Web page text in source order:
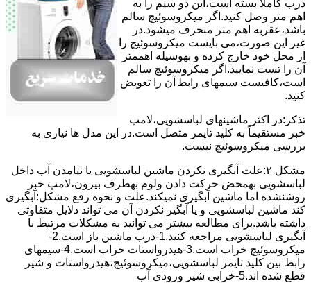
درب کاملاً ﺑﺴﺘﻪ اﺳﺖ،اﯾﻦ دو ﺳﯿﻢ را ﺑﻪ
اﻫﻢ ﻣﺘﺮ وصل کنید.اﮔﺮ ﻣﯿﮑﺮوﺳﻮﺋﯿﭻ ﺳﺎﻟﻢ
ﺑﺎﺷﺪ،ﻋﻘﺮﺑﻪ اهم متر ﻣﻨﺤﺮف میشود.در
ﻏﯿﺮ اﯾﻦ ﺻﻮرت،می بایست ﻣﯿﮑﺮوﺳﻮﺋﯿﭻ را
از ﻣﺤﻞ خود ﺧﺎرج کرده و بهوسیله اهممتر
آن را ﺗﺴﺖ ﻧﻤﺎﯾﯿﺪ.اﮔﺮ ﻣﯿﮑﺮوﺳﻮﺋﯿﭻ ﺳﺎﻟﻢ
اﺳﺖ،ﮐﺎﻓﯿﺴﺖ سیمهای راﺑﻄ آن را ﺗﻌﻮﯾﺾ
کنید.
ﺗﺬﮐﺮ:در اﮐﺜﺮ ماشینهای لباسشویی،ﻻﻣﭗ
ﺧﺒﺮ مستقیماً ﺑﻪ ﮐﻠﯿﺪ ﺗﺎﯾﻤﺮ ﻣﺘﺼﻞ اﺳﺖ.در اﯾﻦ مدل ها ﻧﯿﺎزی ﺑﻪ
بررسی ﻣﯿﮑﺮوﺳﻮﺋﯿﭻ نیست.
مشکل ۲:علت آبگیری نکردن ماشین لباسشویی یا نیامدن آب داخل
لباسشویی بهمحض ﺣﺮﮐﺖ دادن وﻟﻮم بهطرف ﺑﯿﺮون،ﻻﻣﭗ ﺧﺒﺮ
روشنشده اﻣﺎ ﻣﺎﺷﯿﻦ آﺑﮕﯿﺮی نمیکند.ﻋﻠﺖ و نحوه رﻓﻊ مشکل:آبگیری
کند ماشین لباسشویی و یا آبگیر نکردن آن می تواند دلایل متفاوتی
داشته باشد.برای مطالعه بیشتر می توانید به مشکلات مرتبط با
آبگیری لباسشویی مراجعه کنید.1-درب ﻣﺎﺷﯿﻦ ﺑﺎز اﺳﺖ.2-
ﻣﯿﮑﺮوﺳﻮﺋﯿﭻ ﺧﺮاب اﺳﺖ.3-ﻫﯿﺪرواﺳﺘﺎت ﺧﺮاب اﺳﺖ.4-سیمهای
راﺑﻂ ﺑﯿﻦ ﮐﻠﯿﺪ ﺗﺎﯾﻤﺮ لباسشویی،ﻣﯿﮑﺮوﺳﻮﺋﯿﭻ،ﻫﯿﺪرواﺳﺘﺎت و ﺷﯿﺮ
ﻗﻄﻊ ﺷﺪه اند.5-خرابی شیر ورودی آب